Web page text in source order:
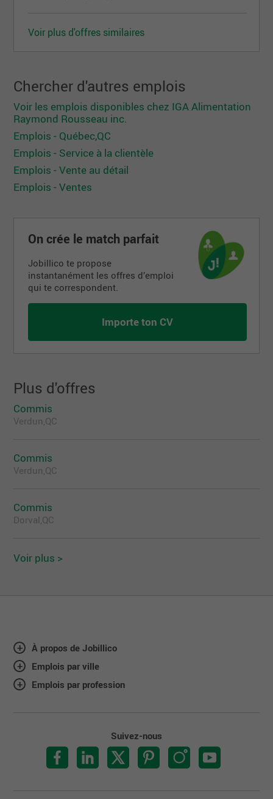
Voir plus d'offres similaires
Chercher d'autres emplois
Voir les emplois disponibles chez IGA Alimentation
Raymond Rousseau inc.
Emplois - Québec,QC
Emplois - Service à la clientèle
Emplois - Vente au détail
Emplois - Ventes
On crée le match parfait
Jobillico te propose
instantanément les offres d’emploi
qui te correspondent.
Importe ton CV
Plus d'offres
Commis
Verdun,QC
Commis
Verdun,QC
Commis
Dorval,QC
Voir plus >
À propos de Jobillico
Emplois par ville
Emplois par profession
Suivez-nous